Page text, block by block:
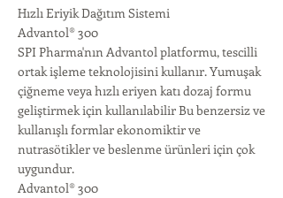
Hızlı Eriyik Dağıtım Sistemi
Advantol® 300
SPI Pharma'nın Advantol platformu, tescilli
ortak işleme teknolojisini kullanır. Yumuşak
çiğneme veya hızlı eriyen katı dozaj formu
geliştirmek için kullanılabilir Bu benzersiz ve
kullanışlı formlar ekonomiktir ve
nutrasötikler ve beslenme ürünleri için çok
uygundur.
Advantol® 300